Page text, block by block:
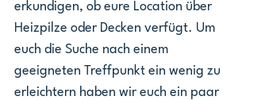
erkundigen, ob eure Location über
Heizpilze oder Decken verfügt. Um
euch die Suche nach einem
geeigneten Treffpunkt ein wenig zu
erleichtern haben wir euch ein paar